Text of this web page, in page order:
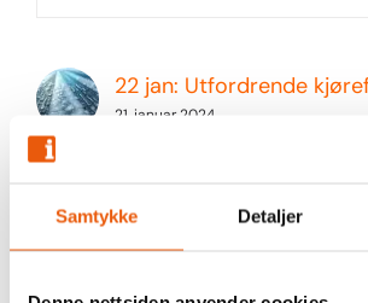
Samtykke Detaljer
22 jan: Utfordrende
21. januar 2024
17. april 2023